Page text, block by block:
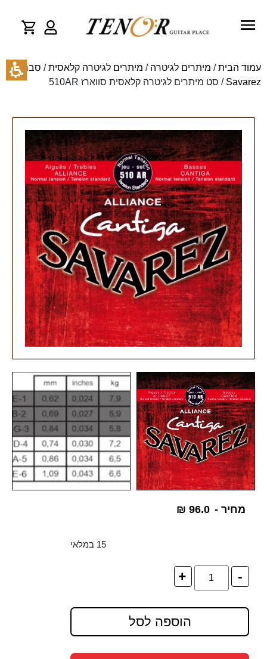
עמוד הבית/ מיתרים לגיטרה / מיתרים לגיטרה קלאסית/ סברז -
Savarez / סט מיתרים לגיטרה קלאסית סווארז 510AR
מחיר - ₪ 96.0
15 במלאי
-
+
הוספה לסל